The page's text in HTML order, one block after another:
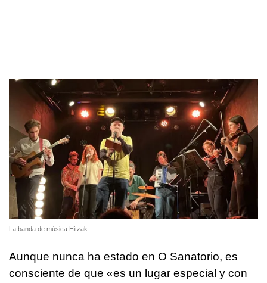
La banda de música Hitzak
Aunque nunca ha estado en O Sanatorio, es
consciente de que «es un lugar especial y con